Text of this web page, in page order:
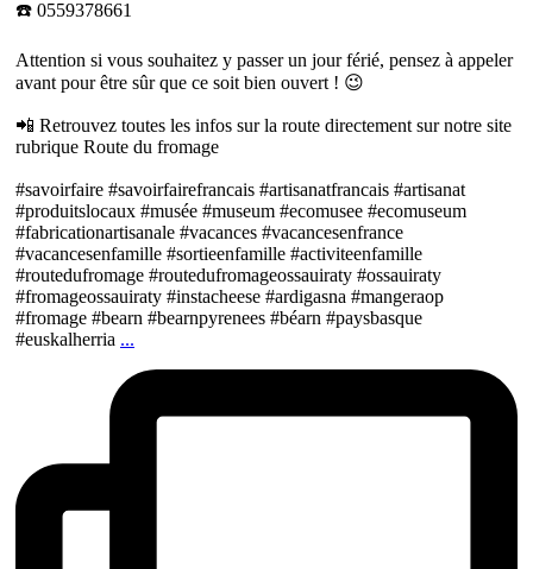
☎️ 0559378661
Attention si vous souhaitez y passer un jour férié, pensez à appeler
avant pour être sûr que ce soit bien ouvert ! 😉
📲 Retrouvez toutes les infos sur la route directement sur notre site
rubrique Route du fromage
#savoirfaire #savoirfairefrancais #artisanatfrancais #artisanat
#produitslocaux #musée #museum #ecomusee #ecomuseum
#fabricationartisanale #vacances #vacancesenfrance
#vacancesenfamille #sortieenfamille #activiteenfamille
#routedufromage #routedufromageossauiraty #ossauiraty
#fromageossauiraty #instacheese #ardigasna #mangeraop
#fromage #bearn #bearnpyrenees #béarn #paysbasque
#euskalherria ...